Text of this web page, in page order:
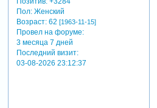
Пол:Женский
Возраст:62 [1963-11-15]
Провел на форуме:
3 месяца 7 дней
Последний визит:
03-08-2026 23:12:37